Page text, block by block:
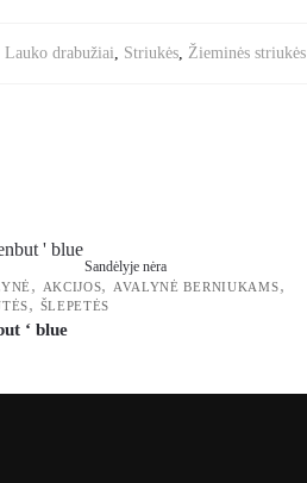
Lauko drabužiai Striukės, Žieminės striukės
Sandėlyje nėra
, AKCIJOS, AVALYNĖ BERNIUKAMS,
, ŠLEPETĖS
‘ blue